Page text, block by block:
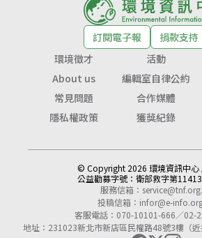
訂閱電子報
捐款支持
環境徵才
活動
About us
編輯室自律公約
常見問題
合作媒體
隱私權政策
獲獎紀錄
© Copyright 2026 環境資訊中心
公益勸募字號： 衛部救字第
服務信箱：
投稿信箱： infor@e-
客服電話：070-10101-666／02-
地址：231023新北市新店區民權路48號3樓（近